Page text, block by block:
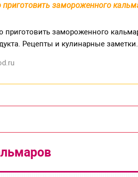
приготовить замороженного
приготовить замороженного
Рецепты и кулинарные заметки.